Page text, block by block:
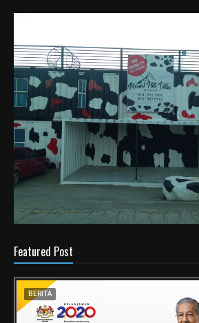
Featured Post
BERITA